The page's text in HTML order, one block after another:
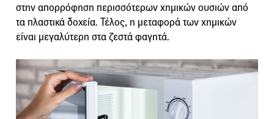
στην απορρόφηση περισσότερων χημικών ουσιών από
τα πλαστικά δοχεία. Τέλος, η μεταφορά των χημικών
είναι μεγαλύτερη στα ζεστά φαγητά.